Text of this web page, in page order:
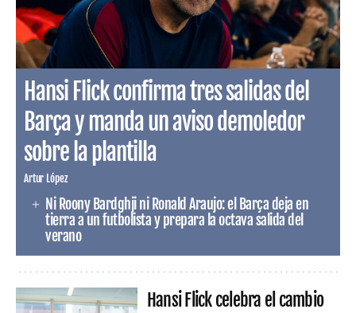
Hansi Flick confirma tres salidas del
Barça y manda un aviso demoledor
sobre la plantilla
Artur López
Ni Roony Bardghji ni Ronald Araujo: el Barça deja en
tierra a un futbolista y prepara la octava salida del
verano
Hansi Flick celebra el cambio